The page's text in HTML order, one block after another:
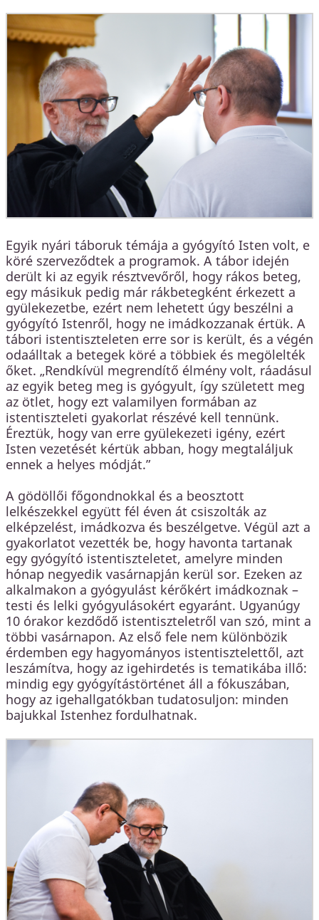
Egyik nyári táboruk témája a gyógyító Isten volt, e
köré szerveződtek a programok. A tábor idején
derült ki az egyik résztvevőről, hogy rákos beteg,
egy másikuk pedig már rákbetegként érkezett a
gyülekezetbe, ezért nem lehetett úgy beszélni a
gyógyító Istenről, hogy ne imádkozzanak értük. A
tábori istentiszteleten erre sor is került, és a végén
odaálltak a betegek köré a többiek és megölelték
őket. „Rendkívül megrendítő élmény volt, ráadásul
az egyik beteg meg is gyógyult, így született meg
az ötlet, hogy ezt valamilyen formában az
istentiszteleti gyakorlat részévé kell tennünk.
Éreztük, hogy van erre gyülekezeti igény, ezért
Isten vezetését kértük abban, hogy megtaláljuk
ennek a helyes módját.”
A gödöllői főgondnokkal és a beosztott
lelkészekkel együtt fél éven át csiszolták az
elképzelést, imádkozva és beszélgetve. Végül azt a
gyakorlatot vezették be, hogy havonta tartanak
egy gyógyító istentiszteletet, amelyre minden
hónap negyedik vasárnapján kerül sor. Ezeken az
alkalmakon a gyógyulást kérőkért imádkoznak –
testi és lelki gyógyulásokért egyaránt. Ugyanúgy
10 órakor kezdődő istentiszteletről van szó, mint a
többi vasárnapon. Az első fele nem különbözik
érdemben egy hagyományos istentisztelettől, azt
leszámítva, hogy az igehirdetés is tematikába illő:
mindig egy gyógyítástörténet áll a fókuszában,
hogy az igehallgatókban tudatosuljon: minden
bajukkal Istenhez fordulhatnak.